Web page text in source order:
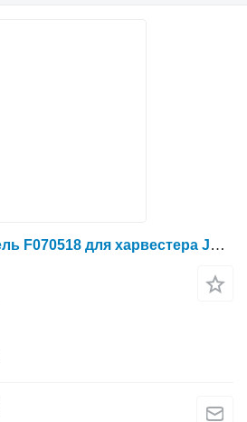
Гидрораспределитель F070518 для харвестера John Deere 1270 D